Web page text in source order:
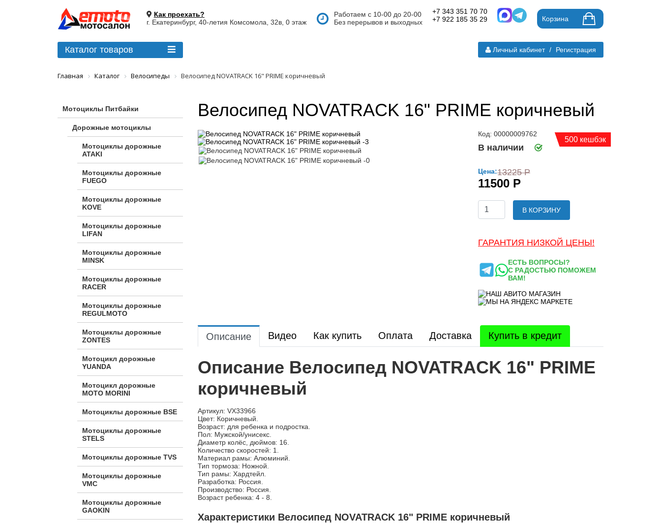
Как проехать?
г. Екатеринбург, 40-летия Комсомола, 32в, 0 этаж
Работаем с 10-00 до 20-00
Без перерывов и выходных
+7 343 351 70 70
+7 922 185 35 29
Корзина
Каталог товаров Личный кабинет / Регистрация
Главная Каталог Велосипеды Велосипед NOVATRACK 16" PRIME коричневый
Мотоциклы Питбайки
Дорожные мотоциклы
Мотоциклы дорожные
ATAKI
Мотоциклы дорожные
FUEGO
Мотоциклы дорожные
KOVE
Мотоциклы дорожные
LIFAN
Мотоциклы дорожные
MINSK
Мотоциклы дорожные
RACER
Мотоциклы дорожные
REGULMOTO
Мотоциклы дорожные
ZONTES
Мотоцикл дорожные
YUANDA
Мотоцикл дорожные
МОТО MORINI
Мотоциклы дорожные BSE
Мотоциклы дорожные
STELS
Мотоциклы дорожные TVS
Мотоциклы дорожные
VMC
Мотоциклы дорожные
GAOKIN
Велосипед NOVATRACK 16" PRIME коричневый
Код: 00000009762
В наличии
Цена:13225 Р
11500 Р
В КОРЗИНУ
ГАРАНТИЯ НИЗКОЙ ЦЕНЫ!
ЕСТЬ ВОПРОСЫ?
С РАДОСТЬЮ ПОМОЖЕМ
ВАМ!
500 кешбэк
Описание Видео Как купить Оплата Доставка Купить в кредит
Описание Велосипед NOVATRACK 16" PRIME
коричневый
Артикул: VX33966
Цвет: Коричневый.
Возраст: для ребенка и подростка.
Пол: Мужской/унисекс.
Диаметр колёс, дюймов: 16.
Количество скоростей: 1.
Материал рамы: Алюминий.
Тип тормоза: Ножной.
Тип рамы: Хардтейл.
Разработка: Россия.
Производство: Россия.
Возраст ребенка: 4 - 8.
Характеристики Велосипед NOVATRACK 16" PRIME коричневый